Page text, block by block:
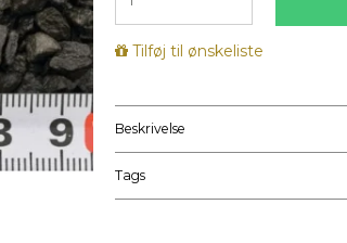
Tilføj til ønskeliste
Beskrivelse
Tags